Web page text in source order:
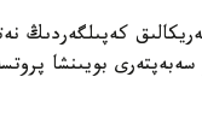
كەپىلگەردىڭ
بويىنشا